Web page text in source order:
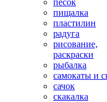
песок
пищалка
пластилин
радуга
рисование,
раскраски
рыбалка
самокаты и
сачок
скакалка